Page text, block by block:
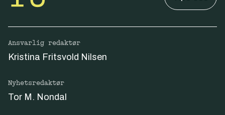
Ansvarlig redaktør
Kristina Fritsvold Nilsen
Nyhetsredaktør
Tor M. Nondal